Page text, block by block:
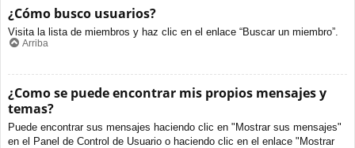
¿Cómo busco usuarios?
Visita la lista de miembros y haz clic en el enlace “Buscar un miembro”.
Arriba
¿Como se puede encontrar mis propios mensajes y
temas?
Puede encontrar sus mensajes haciendo clic en "Mostrar sus mensajes"
en el Panel de Control de Usuario o haciendo clic en el enlace "Mostrar